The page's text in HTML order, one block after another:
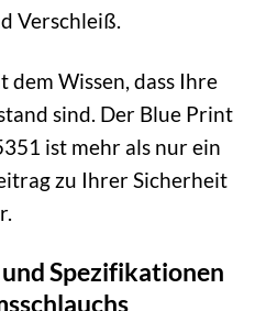
Verschleiß.
dem Wissen, dass Ihre
sind. Der Blue Print
ist mehr als nur ein
zu Ihrer Sicherheit
Spezifikationen